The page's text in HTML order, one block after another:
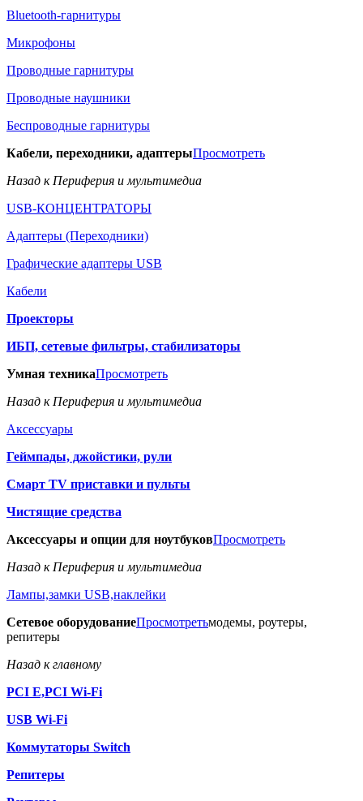
Bluetooth-гарнитуры
Микрофоны
Проводные гарнитуры
Проводные наушники
Беспроводные гарнитуры
Кабели, переходники, адаптерыПросмотреть
Назад к Периферия и мультимедиа
USB-КОНЦЕНТРАТОРЫ
Адаптеры (Переходники)
Графические адаптеры USB
Кабели
Проекторы
ИБП, сетевые фильтры, стабилизаторы
Умная техникаПросмотреть
Назад к Периферия и мультимедиа
Аксессуары
Геймпады, джойстики, рули
Смарт TV приставки и пульты
Чистящие средства
Аксессуары и опции для ноутбуковПросмотреть
Назад к Периферия и мультимедиа
Лампы,замки USB,наклейки
Сетевое оборудованиеПросмотретьмодемы, роутеры,
репитеры
Назад к главному
PCI E,PCI Wi-Fi
USB Wi-Fi
Коммутаторы Switch
Репитеры